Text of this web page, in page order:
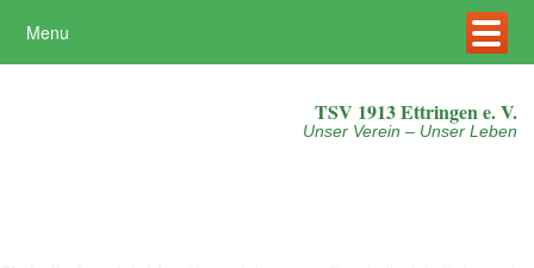
Menu
TSV 1913 Ettringen e. V.
Unser Verein – Unser Leben
Akzeptieren